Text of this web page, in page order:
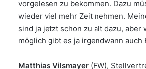
vorgelesen zu bekommen. Dazu
wieder viel mehr Zeit nehmen.
sind ja jetzt schon zu alt dazu, aber
möglich gibt es ja irgendwann auch
Matthias Vilsmayer(FW),